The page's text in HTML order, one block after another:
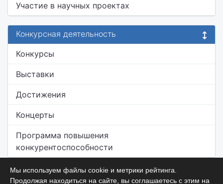
Участие в научных проектах
Конкурсная деятельность
Конкурсы
Выставки
Достижения
Концерты
Программа повышения
конкурентоспособности
Мы используем файлы cookie и метрики рейтинга.
Продолжая находиться на сайте, вы соглашаетесь с этим на